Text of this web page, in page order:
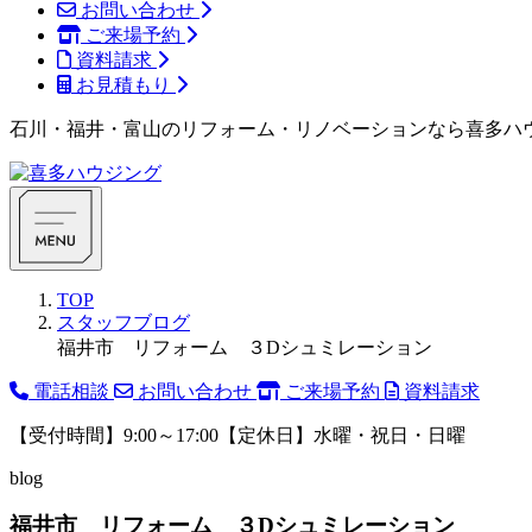
お問い合わせ
ご来場予約
資料請求
お見積もり
石川・福井・富山のリフォーム・リノベーションなら喜多ハ
TOP
スタッフブログ
福井市 リフォーム ３Dシュミレーション
電話相談 お問い合わせ ご来場予約 資料請求
【受付時間】9:00～17:00【定休日】水曜・祝日・日曜
blog
福井市 リフォーム ３Dシュミレーション